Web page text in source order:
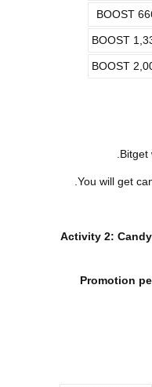
Bitget
You will get
Activity 2:
Promotion